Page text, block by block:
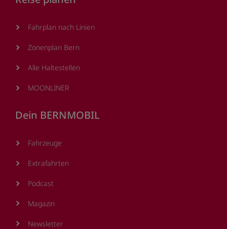
Fahrplan nach Linien
Zonenplan Bern
Alle Haltestellen
MOONLINER
Dein BERNMOBIL
Fahrzeuge
Extrafahrten
Podcast
Magazin
Newsletter